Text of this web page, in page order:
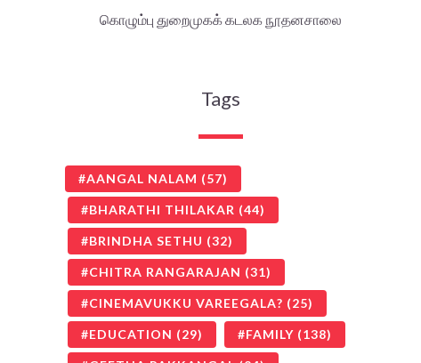
கொழும்பு துறைமுகக் கடலக நூதனசாலை
Tags
AANGAL NALAM (57)
BHARATHI THILAKAR (44)
BRINDHA SETHU (32)
CHITRA RANGARAJAN (31)
CINEMAVUKKU VAREEGALA? (25)
EDUCATION (29) FAMILY (138)